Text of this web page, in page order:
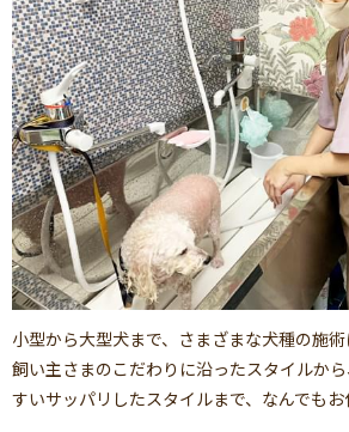
小型から大型犬まで、さまざまな犬種の施術
飼い主さまのこだわりに沿ったスタイルか
すいサッパリしたスタイルまで、なんでもお